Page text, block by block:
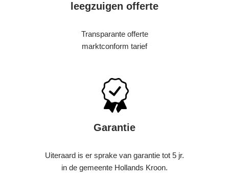
leegzuigen offerte
Transparante offerte
marktconform tarief
Garantie
Uiteraard is er sprake van garantie tot 5 jr.
in de gemeente Hollands Kroon.